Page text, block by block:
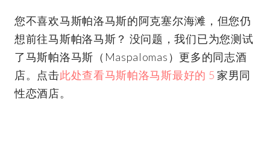
您不喜欢马斯帕洛马斯的阿克塞尔海滩，但您仍
想前往马斯帕洛马斯？ 没问题，我们已为您测试
了马斯帕洛马斯（Maspalomas）更多的同志酒
店。点击此处查看马斯帕洛马斯最好的 5 家男同
性恋酒店。